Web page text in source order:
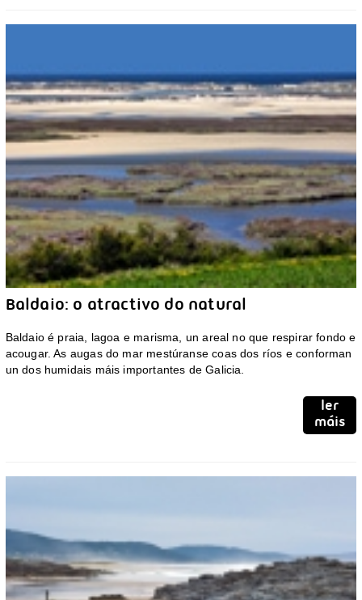
Baldaio: o atractivo do natural
Baldaio é praia, lagoa e marisma, un areal no que respirar fondo e
acougar. As augas do mar mestúranse coas dos ríos e conforman
un dos humidais máis importantes de Galicia.
ler
máis